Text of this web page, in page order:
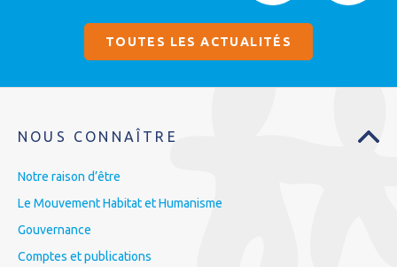
TOUTES LES ACTUALITÉS
NOUS CONNAÎTRE
Notre raison d’être
Le Mouvement Habitat et Humanisme
Gouvernance
Comptes et publications